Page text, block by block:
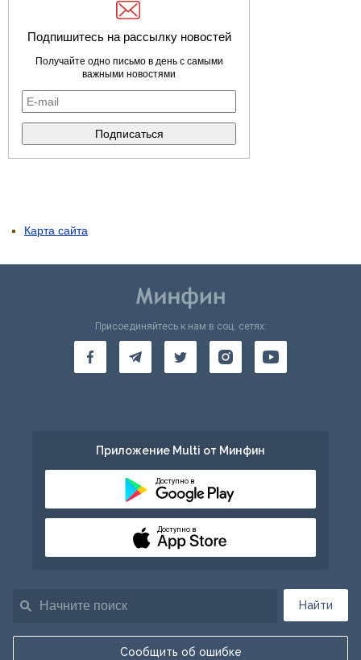
Подпишитесь на рассылку новостей
Получайте одно письмо в день с самыми
важными новостями
Карта сайта
Найти
Сообщить об ошибке
Присоединяйтесь к нам в соц. сетях:
Приложение Multi от Минфин
Доступно в
Доступно в